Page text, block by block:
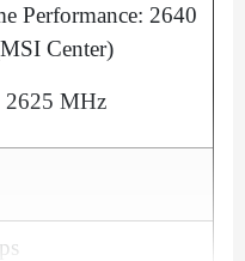
Performance: 2640
Center)
2625 MHz